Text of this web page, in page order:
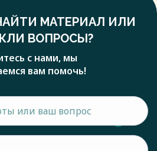
МАТЕРИАЛ ИЛИ
ВОПРОСЫ?
с нами, мы
вам помочь!